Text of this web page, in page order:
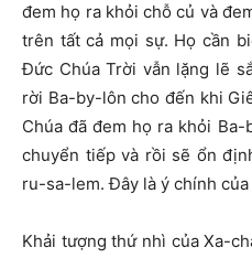
đem họ ra khỏi chỗ củ và
trên tất cả mọi sự. Họ cần
Đức Chúa Trời vẫn lặng lẽ
rời Ba-by-lôn cho đến khi
Chúa đã đem họ ra khỏi
chuyển tiếp và rồi sẽ ổn
ru-sa-lem. Đây là ý chính
Khải tượng thứ nhì của Xa-